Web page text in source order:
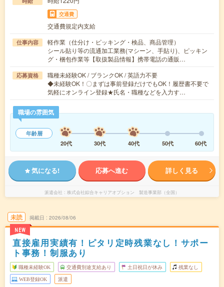
交通費
交通費規定内支給
仕事内容
軽作業（仕分け・ピッキング・検品、商品管理）
シール貼り等の流通加工業務(マシーン、手貼り)、ピッキン
グ・梱包作業等【取扱製品情報】携帯電話の通販…
応募資格
職種未経験OK / ブランクOK / 英語力不要
◆未経験OK！〇まずは事前登録だけでもOK！履歴書不要で
気軽にオンライン登録★氏名・職種などを入力す…
職場の雰囲気
年齢層
20代
30代 40代 50代 60代
気になる! 応募へ進む 詳しく見る
派遣会社 株式会社綜合キャリアオプション 製造事業部（全国）
未読
NEW
掲載日 2026/08/06
直接雇用実績有！ピタリ定時残業なし！サポー
ト事務！制服あり
職種未経験OK 交通費別途支給あり 土日祝日が休み 残業なし
WEB登録OK 派遣